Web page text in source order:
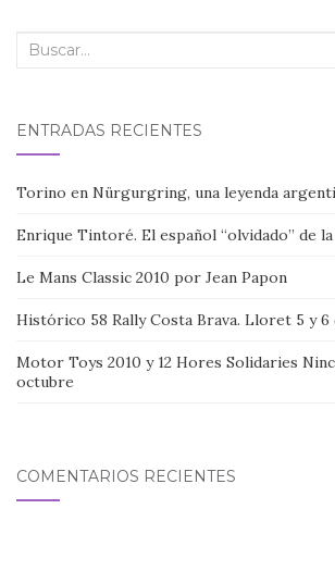
Buscar:
ENTRADAS RECIENTES
Torino en Nürgurgring, una leyenda
Enrique Tintoré. El español “olvidado” de
Le Mans Classic 2010 por Jean Papon
Histórico 58 Rally Costa Brava. Lloret 5 y 6
Motor Toys 2010 y 12 Hores Solidaries
octubre
COMENTARIOS RECIENTES